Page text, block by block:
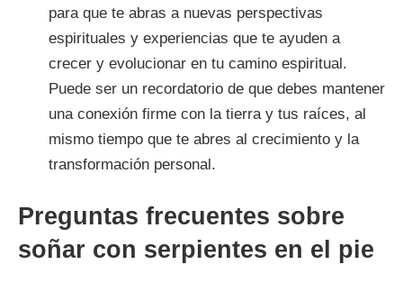
para que te abras a nuevas perspectivas
espirituales y experiencias que te ayuden a
crecer y evolucionar en tu camino espiritual.
Puede ser un recordatorio de que debes mantener
una conexión firme con la tierra y tus raíces, al
mismo tiempo que te abres al crecimiento y la
transformación personal.
Preguntas frecuentes sobre
soñar con serpientes en el pie